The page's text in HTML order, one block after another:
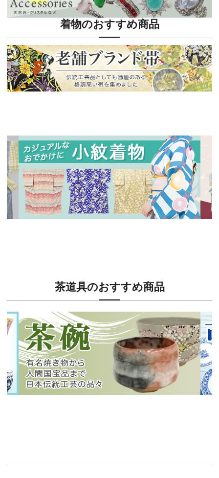
着物のおすすめ商品
茶道具のおすすめ商品